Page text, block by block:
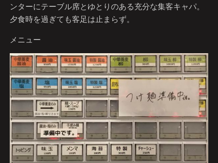
ンターにテーブル席とゆとりのある充分な集客キャパ。
夕食時を過ぎても客足は止まらず。
メニュー